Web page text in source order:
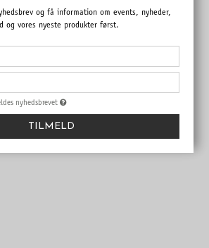
Gentofte
@chaya.dk
og få information om events, nyheder,
og vores nyeste produkter først.
nyhedsbrevet
TILMELD